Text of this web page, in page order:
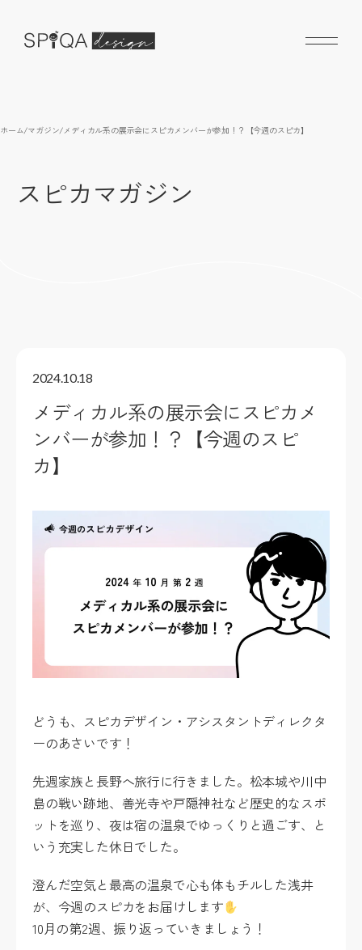
ホーム/マガジン/メディカル系の展示会にスピカメンバーが参加！？【今週のスピカ】
スピカマガジン
2024.10.18
メディカル系の展示会にスピカメ
ンバーが参加！？【今週のスピ
カ】
どうも、スピカデザイン・アシスタントディレクタ
ーのあさいです！
先週家族と長野へ旅行に行きました。松本城や川中
島の戦い跡地、善光寺や戸隠神社など歴史的なスポ
ットを巡り、夜は宿の温泉でゆっくりと過ごす、と
いう充実した休日でした。
澄んだ空気と最高の温泉で心も体もチルした浅井
が、今週のスピカをお届けします
10月の第2週、振り返っていきましょう！